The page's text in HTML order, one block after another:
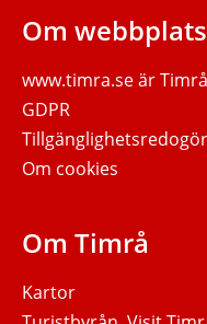
Om
www.timra.seär
GDPR
Om cookies
Om Timrå
Kartor